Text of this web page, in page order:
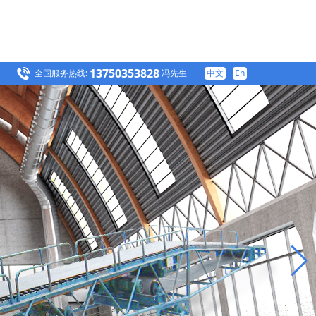
全国服务热线: 13750353828冯先生 中文 En